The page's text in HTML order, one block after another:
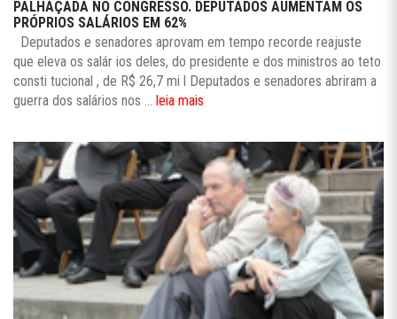
PALHAÇADA NO CONGRESSO. DEPUTADOS AUMENTAM OS
PRÓPRIOS SALÁRIOS EM 62%
Deputados e senadores aprovam em tempo recorde reajuste
que eleva os salár ios deles, do presidente e dos ministros ao teto
consti tucional , de R$ 26,7 mi l Deputados e senadores abriram a
guerra dos salários nos ... leia mais